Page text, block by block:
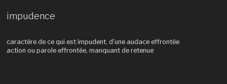
impudence
caractère de ce qui est impudent, d'une audace effrontée
action ou parole effrontée, manquant de retenue